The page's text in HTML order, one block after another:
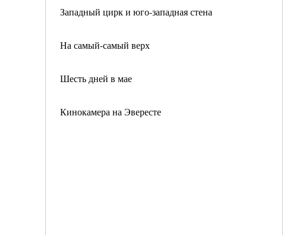
Западный цирк и юго-западная стена
На самый-самый верх
Шесть дней в мае
Кинокамера на Эвересте